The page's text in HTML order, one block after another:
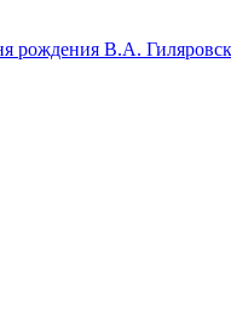
рождения В.А.